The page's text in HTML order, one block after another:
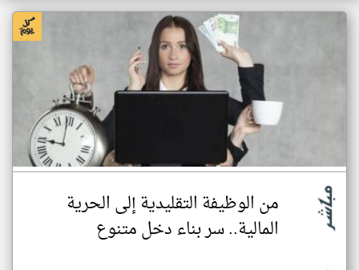
من الوظيفة التقليدية إلى الحرية
المالية.. سر بناء دخل متنوع